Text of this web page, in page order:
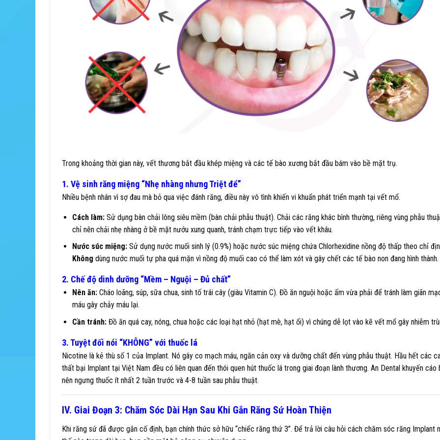
Trong khoảng thời gian này, vết thương bắt đầu khép miệng và các tế bào xương bắt đầu bám vào bề mặt trụ.
1. Vệ sinh răng miệng “Nhẹ nhàng nhưng Triệt để”
Nhiều bệnh nhân vì sợ đau mà bỏ qua việc đánh răng, điều này vô tình khiến vi khuẩn phát triển mạnh tại vết mổ.
Cách làm:Sử dụng bàn chải lông siêu mềm (bàn chải phẫu thuật). Chải các răng khác bình thường, riêng vùng phẫu
chỉ nên chải nhẹ nhàng ở bề mặt nướu xung quanh, tránh chạm trực tiếp vào vết khâu.
Nước súc miệng:Sử dụng nước muối sinh lý (0.9%) hoặc nước súc miệng chứa Chlorhexidine nồng độ thấp theo chỉ
Không dùng nước muối tự pha quá mặn vì nồng độ muối cao có thể làm xót và gây chết các tế bào non đang hình thành.
2. Chế độ dinh dưỡng “Mềm – Nguội – Đủ chất”
Nên ăn:Cháo loãng, súp, sữa chua, sinh tố trái cây (giàu Vitamin C). Đồ ăn nguội hoặc ấm vừa phải để tránh làm giãn
máu gây chảy máu lại.
Cần tránh:Đồ ăn quá cay, nóng, chua hoặc các loại hạt nhỏ (hạt mè, hạt ổi) vì chúng dễ lọt vào kẽ vết mổ gây nhiễm
3. Tuyệt đối nói “KHÔNG” với thuốc lá
Nicotine là kẻ thù số 1 của Implant. Nó gây co mạch máu, ngăn cản oxy và dưỡng chất đến vùng phẫu thuật. Hầu hết các
thất bại Implant tại Việt Nam đều có liên quan đến thói quen hút thuốc lá trong giai đoạn lành thương. An Dental khuyến cáo
nên ngưng thuốc ít nhất 2 tuần trước và 4-8 tuần sau phẫu thuật.
IV. Giai Đoạn 3: Chăm Sóc Dài Hạn Sau Khi Gắn Răng Sứ Hoàn Thiện
Khi răng sứ đã được gắn cố định, bạn chính thức sở hữu “chiếc răng thứ 3”. Để trả lời câu hỏi cách chăm sóc răng Implant